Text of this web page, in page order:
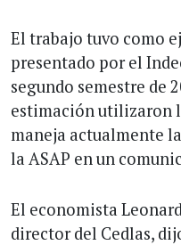
El trabajo tuvo como
presentado por el
segundo semestre de
estimación utilizaron
maneja actualmente
la ASAP en un
El economista
director del Cedlas,